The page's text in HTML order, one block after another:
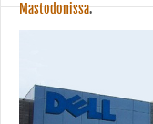
Mastodonissa.